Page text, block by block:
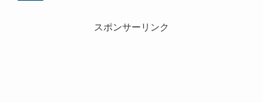
スポンサーリンク